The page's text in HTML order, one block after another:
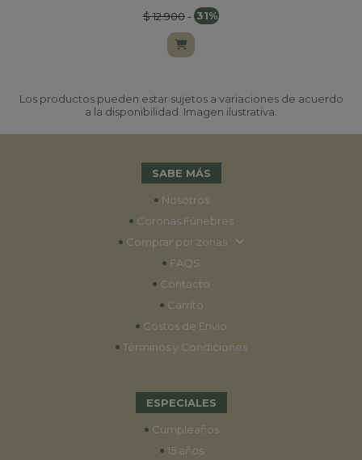
$ 12.900- 31%
Los productos pueden estar sujetos a variaciones de acuerdo
a la disponibilidad. Imagen ilustrativa.
SABE MÁS
• Nosotros
• Coronas Fúnebres
• Comprar por zonas
• FAQS
• Contacto
• Carrito
• Costos de Envío
• Términos y Condiciones
ESPECIALES
• Cumpleaños
• 15 años